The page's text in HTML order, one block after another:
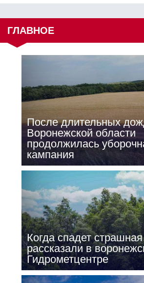
ГЛАВНОЕ
После длительных
Воронежской области
продолжилась
кампания
Когда спадет
рассказали в
Гидрометцентре